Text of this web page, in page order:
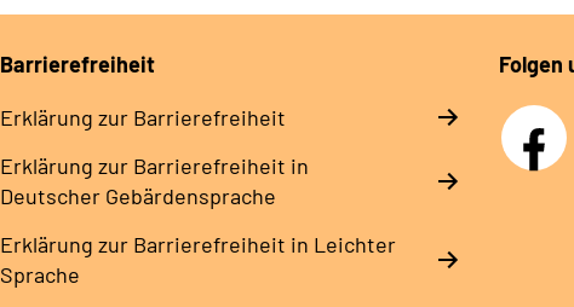
Barrierefreiheit
Erklärung zur Barrierefreiheit
Erklärung zur Barrierefreiheit in
Deutscher Gebärdensprache
Erklärung zur Barrierefreiheit in Leichter
Sprache
Folgen
Facebook